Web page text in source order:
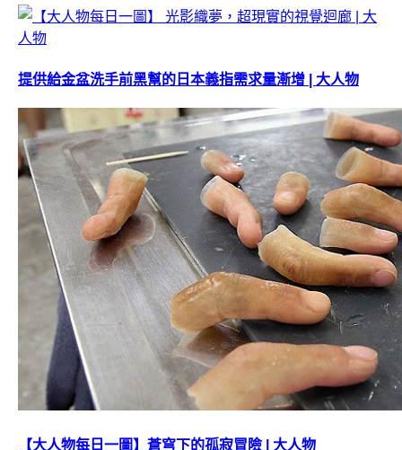
提供給金盆洗手前黑幫的日本義指需求量漸增 | 大人物
【大人物每日一圖】蒼穹下的孤寂冒險 | 大人物